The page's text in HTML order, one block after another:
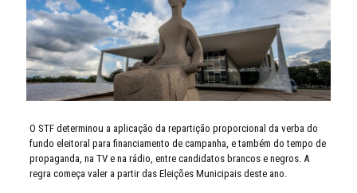
O STF determinou a aplicação da repartição proporcional da verba do
fundo eleitoral para financiamento de campanha, e também do tempo de
propaganda, na TV e na rádio, entre candidatos brancos e negros. A
regra começa valer a partir das Eleições Municipais deste ano.